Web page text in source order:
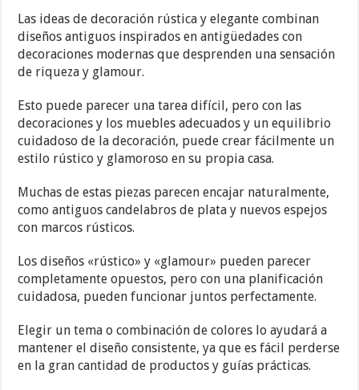
Las ideas de decoración rústica y elegante combinan
diseños antiguos inspirados en antigüedades con
decoraciones modernas que desprenden una sensación
de riqueza y glamour.
Esto puede parecer una tarea difícil, pero con las
decoraciones y los muebles adecuados y un equilibrio
cuidadoso de la decoración, puede crear fácilmente un
estilo rústico y glamoroso en su propia casa.
Muchas de estas piezas parecen encajar naturalmente,
como antiguos candelabros de plata y nuevos espejos
con marcos rústicos.
Los diseños «rústico» y «glamour» pueden parecer
completamente opuestos, pero con una planificación
cuidadosa, pueden funcionar juntos perfectamente.
Elegir un tema o combinación de colores lo ayudará a
mantener el diseño consistente, ya que es fácil perderse
en la gran cantidad de productos y guías prácticas.